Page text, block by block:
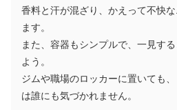
香料と汗が混ざり、かえって不快
ます。
また、容器もシンプルで、一見す
よう。
ジムや職場のロッカーに置いても
は誰にも気づかれません。